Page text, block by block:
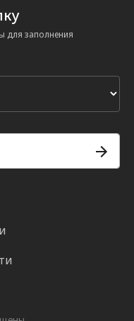
для заполнения